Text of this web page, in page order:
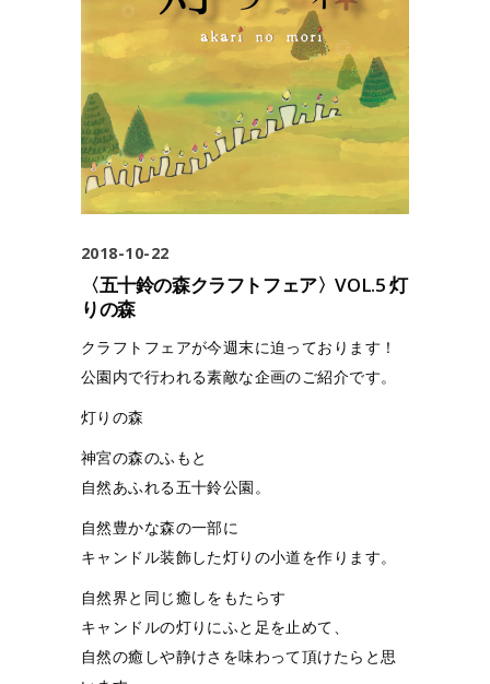
2018-10-22
〈五十鈴の森クラフトフェア〉VOL.5 灯
りの森
クラフトフェアが今週末に迫っております！
公園内で行われる素敵な企画のご紹介です。
灯りの森
神宮の森のふもと
自然あふれる五十鈴公園。
自然豊かな森の一部に
キャンドル装飾した灯りの小道を作ります。
自然界と同じ癒しをもたらす
キャンドルの灯りにふと足を止めて、
自然の癒しや静けさを味わって頂けたらと思